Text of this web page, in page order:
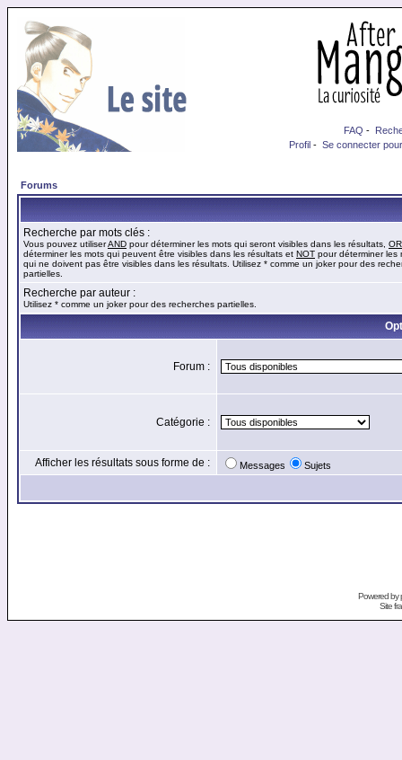
FAQ -
Profil - Se connecter
Forums
Recherche par mots clés :
Vous pouvez utiliserAND pour déterminer les mots qui seront visibles dans les résultats, OR
déterminer les mots qui peuvent être visibles dans les résultats et NOT pour déterminer les
qui ne doivent pas être visibles dans les résultats. Utilisez * comme un joker pour des
partielles.
Recherche par auteur :
Utilisez * comme un joker pour des recherches partielles.
Forum :
Catégorie :
Afficher les résultats sous forme de : Messages Sujets
Powered by
Site